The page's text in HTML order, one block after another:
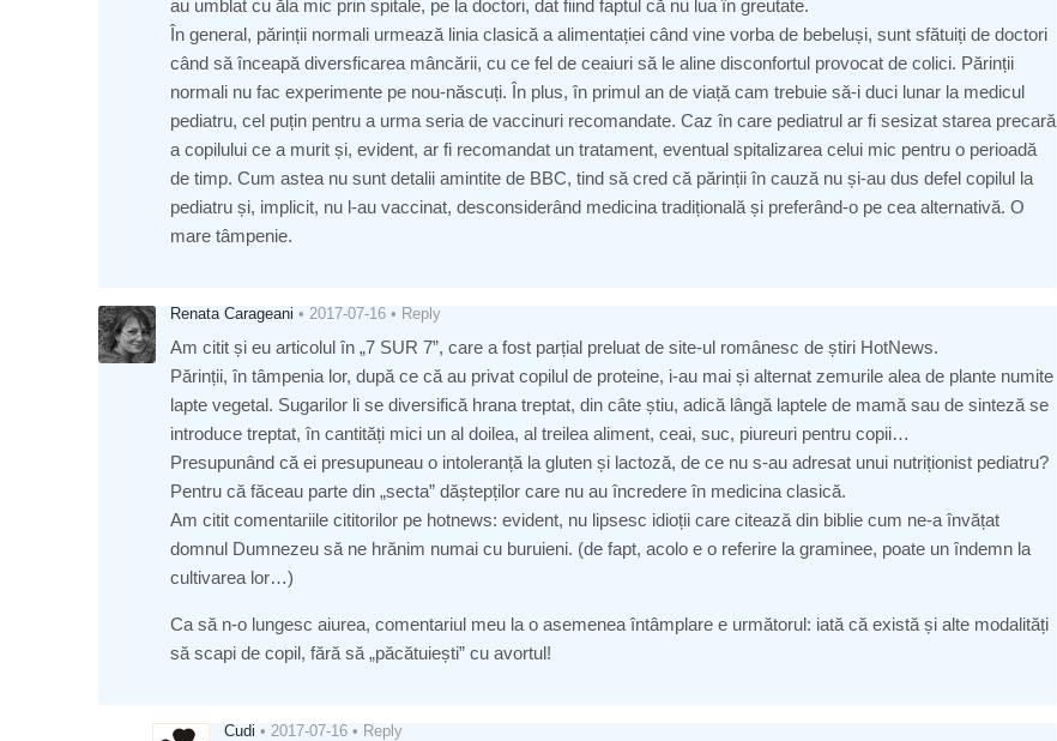
au umblat cu ăla mic prin spitale, pe la doctori, dat fiind faptul că nu lua în greutate.
În general, părinții normali urmează linia clasică a alimentației când vine vorba de bebeluși, sunt sfătuiți de doctori
când să înceapă diversficarea mâncării, cu ce fel de ceaiuri să le aline disconfortul provocat de colici. Părinții
normali nu fac experimente pe nou-născuți. În plus, în primul an de viață cam trebuie să-i duci lunar la medicul
pediatru, cel puțin pentru a urma seria de vaccinuri recomandate. Caz în care pediatrul ar fi sesizat starea precară
a copilului ce a murit și, evident, ar fi recomandat un tratament, eventual spitalizarea celui mic pentru o perioadă
de timp. Cum astea nu sunt detalii amintite de BBC, tind să cred că părinții în cauză nu și-au dus defel copilul la
pediatru și, implicit, nu l-au vaccinat, desconsiderând medicina tradițională și preferând-o pe cea alternativă. O
mare tâmpenie.
Renata Carageani • 2017-07-16 • Reply
Am citit și eu articolul în „7 SUR 7”, care a fost parțial preluat de site-ul românesc de știri HotNews.
Părinții, în tâmpenia lor, după ce că au privat copilul de proteine, i-au mai și alternat zemurile alea de plante numite
lapte vegetal. Sugarilor li se diversifică hrana treptat, din câte știu, adică lângă laptele de mamă sau de sinteză se
introduce treptat, în cantități mici un al doilea, al treilea aliment, ceai, suc, piureuri pentru copii…
Presupunând că ei presupuneau o intoleranță la gluten și lactoză, de ce nu s-au adresat unui nutriționist pediatru?
Pentru că făceau parte din „secta” dăștepților care nu au încredere în medicina clasică.
Am citit comentariile cititorilor pe hotnews: evident, nu lipsesc idioții care citează din biblie cum ne-a învățat
domnul Dumnezeu să ne hrănim numai cu buruieni. (de fapt, acolo e o referire la graminee, poate un îndemn la
cultivarea lor…)
Ca să n-o lungesc aiurea, comentariul meu la o asemenea întâmplare e următorul: iată că există și alte modalități
să scapi de copil, fără să „păcătuiești” cu avortul!
Cudi • 2017-07-16 • Reply